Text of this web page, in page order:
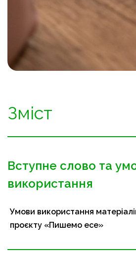
Зміст
Вступне слово та
використання
Умови використання
проєкту «Пишемо есе»